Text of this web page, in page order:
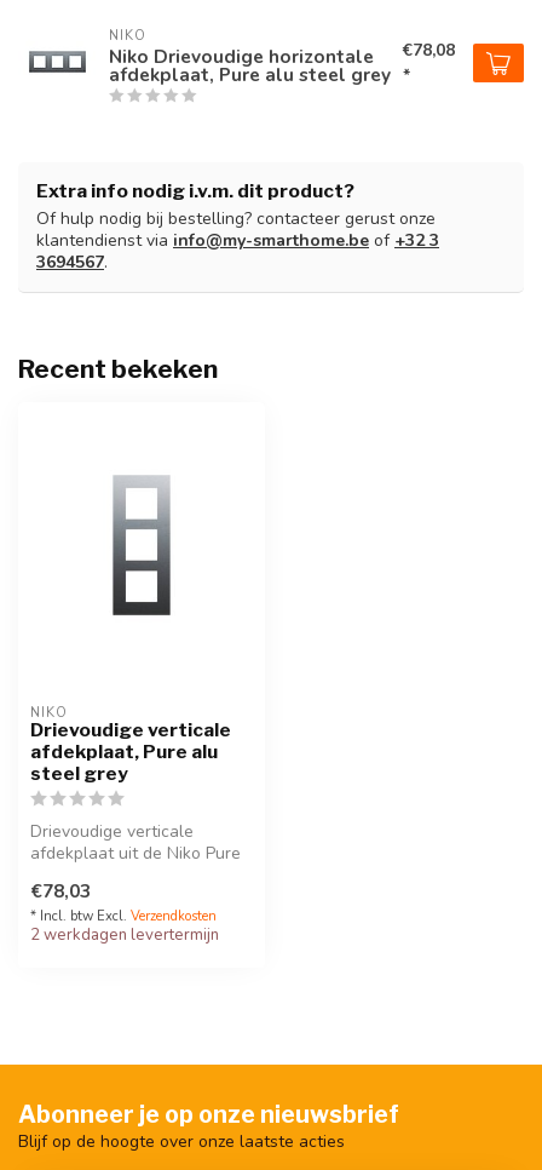
NIKO
Niko Drievoudige horizontale
afdekplaat, Pure alu steel grey
€78,08
*
Extra info nodig i.v.m. dit product?
Of hulp nodig bij bestelling? contacteer gerust onze
klantendienst via info@my-smarthome.be of +32 3
3694567.
Recent bekeken
NIKO
Drievoudige verticale
afdekplaat, Pure alu
steel grey
Drievoudige verticale
afdekplaat uit de Niko Pure
€78,03
* Incl. btw Excl. Verzendkosten
2 werkdagen levertermijn
Abonneer je op onze nieuwsbrief
Blijf op de hoogte over onze laatste acties